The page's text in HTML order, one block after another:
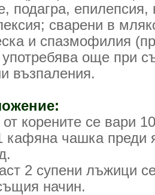
подагра, епилепсия,
сварени в
и спазмофилия
още при
възпаления.
корените се вари
кафяна чашка преди
2 супени лъжици
начин.